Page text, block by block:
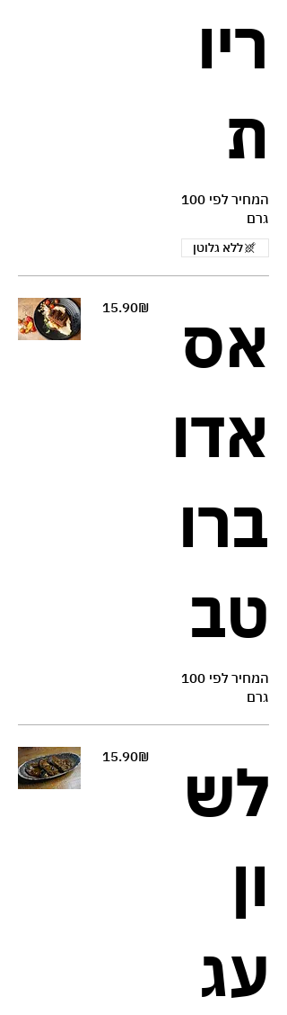
ריו
ת
המחיר לפי 100
גרם
ללא גלוטן
אס
אדו
ברו
טב
המחיר לפי 100
גרם
‏15.90 ‏₪
לש
ון
עג
‏15.90 ‏₪